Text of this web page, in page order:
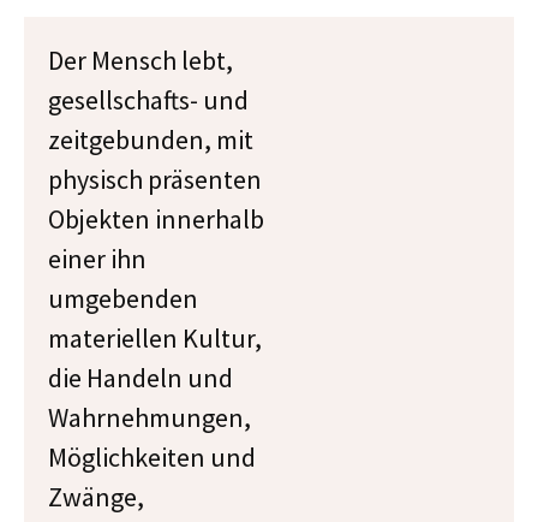
Der Mensch lebt,
gesellschafts- und
zeitgebunden, mit
physisch präsenten
Objekten innerhalb
einer ihn
umgebenden
materiellen Kultur,
die Handeln und
Wahrnehmungen,
Möglichkeiten und
Zwänge,